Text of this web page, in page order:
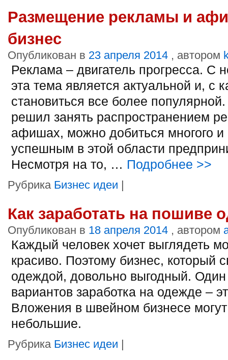
Размещение рекламы и
бизнес
Опубликован в 23 апреля 2014 , автором
Реклама – двигатель прогресса. С
эта тема является актуальной и, с
становиться все более
решил занять распространением
афишах, можно добиться многого и
успешным в этой области
Несмотря на то, … Подробнее >>
Рубрика Бизнес идеи |
Как заработать на пошиве
Опубликован в 18 апреля 2014 , автором
Каждый человек хочет выглядеть
красиво. Поэтому бизнес, который
одеждой, довольно выгодный. Один
вариантов заработка на одежде –
Вложения в швейном бизнесе
небольшие.
Рубрика Бизнес идеи |